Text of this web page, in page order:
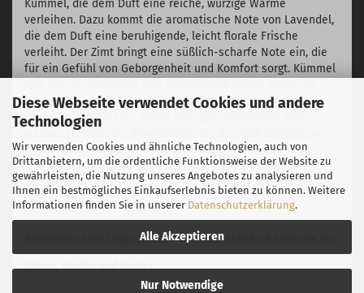
Diese Webseite verwendet Cookies und andere
Technologien
Wir verwenden Cookies und ähnliche Technologien, auch von
Drittanbietern, um die ordentliche Funktionsweise der Website zu
gewährleisten, die Nutzung unseres Angebotes zu analysieren und
Ihnen ein bestmögliches Einkaufserlebnis bieten zu können. Weitere
Informationen finden Sie in unserer Datenschutzerklärung.
Alle Akzeptieren
Nur Notwendige
Kümmel, die dem Duft eine reiche, würzige Wärme
verleihen. Dazu kommt die aromatische Note von Lavendel,
die dem Duft eine beruhigende, leicht florale Frische
verleiht. Der Zimt bringt eine süßlich-scharfe Note ein, die
für ein Gefühl von Geborgenheit und Komfort sorgt. Kümmel
den Duft komplexer und vielschichtiger macht. Diese
würzigen und floralen Noten erzeugen zusammen eine
warme, einhüllende Atmosphäre, die den Duft beruhigend
und dennoch aufregend wirken lässt. Diese Phase des
Duftes sorgt für ein sinnliches, tiefes Erlebnis, das an die
Wärme eines gemütlichen Feuers an einem kalten Abend
erinnert.
Basisnote: eine lang anhaltende und sinnliche Basisnote aus
Tabak, Vanille und Amber